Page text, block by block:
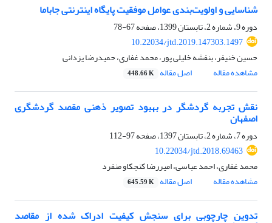
شناسایی و اولویت‌بندی عوامل موفقیت پایگاه اینترنتی جاباما
دوره 9، شماره 2، تابستان 1399، صفحه
67-78
10.22034/jtd.2019.147303.1497
حسین خنیفر، بنفشه خلیلی پور، محمد غفاری، حمیدرضا یزدانی
مشاهده مقاله
اصل مقاله 448.66 K
نقش تجربه گردشگر در بهبود تصویر ذهنی مقصد گردشگری
اصفهان
دوره 7، شماره 2، تابستان 1397، صفحه
97-112
10.22034/jtd.2018.69463
محمد غفاری، احمد عباسی، امیررضا کنجکاو منفرد
مشاهده مقاله
اصل مقاله 645.59 K
تدوین چارچوبی برای سنجش کیفیت ادراک شده از مقاصد